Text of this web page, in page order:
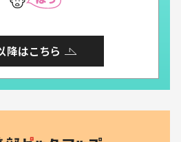
降はこちら